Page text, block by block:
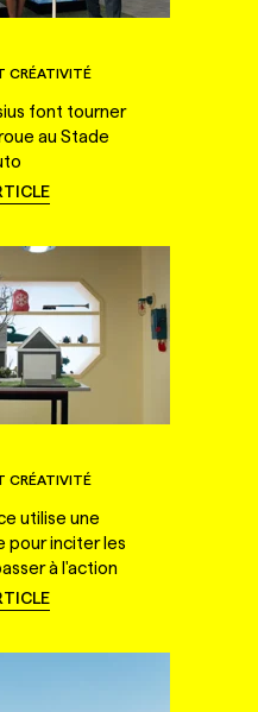
CRÉATIVITÉ
font tourner
au Stade
CRÉATIVITÉ
utilise une
pour inciter les
à l'action